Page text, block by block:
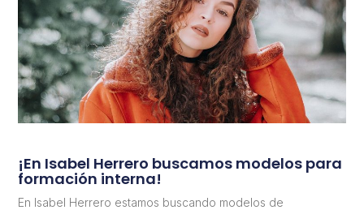
¡En Isabel Herrero buscamos modelos para
formación interna!
En Isabel Herrero estamos buscando modelos de